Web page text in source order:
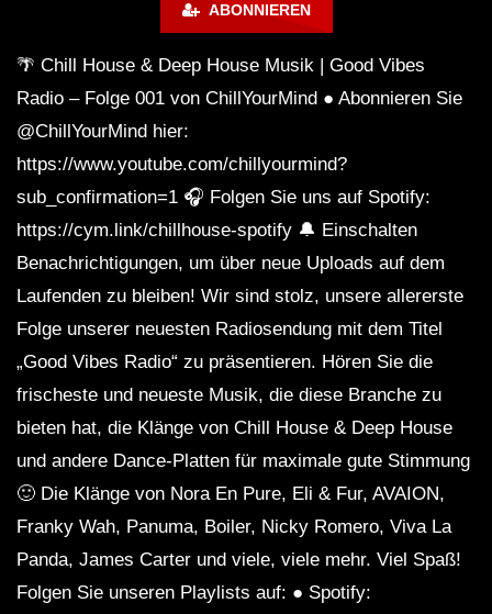
ABONNIEREN
🌴 Chill House & Deep House Musik | Good Vibes
Radio – Folge 001 von ChillYourMind ● Abonnieren Sie
@ChillYourMind hier:
https://www.youtube.com/chillyourmind?
sub_confirmation=1 🎧 Folgen Sie uns auf Spotify:
https://cym.link/chillhouse-spotify 🔔 Einschalten
Benachrichtigungen, um über neue Uploads auf dem
Laufenden zu bleiben! Wir sind stolz, unsere allererste
Folge unserer neuesten Radiosendung mit dem Titel
„Good Vibes Radio“ zu präsentieren. Hören Sie die
frischeste und neueste Musik, die diese Branche zu
bieten hat, die Klänge von Chill House & Deep House
und andere Dance-Platten für maximale gute Stimmung
🙂 Die Klänge von Nora En Pure, Eli & Fur, AVAION,
Franky Wah, Panuma, Boiler, Nicky Romero, Viva La
Panda, James Carter und viele, viele mehr. Viel Spaß!
Folgen Sie unseren Playlists auf: ● Spotify: